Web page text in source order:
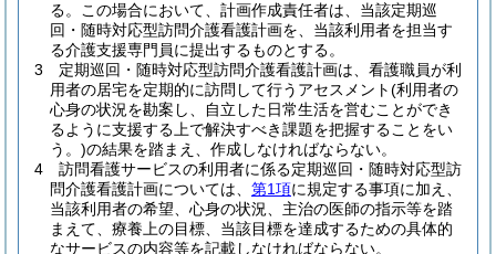
る。
この場合において、計画作成責任者は、当該定期巡
回・随時対応型訪問介護看護計画を、当該利用者を担当す
る介護支援専門員に提出するものとする。
3
定期巡回・随時対応型訪問介護看護計画は、看護職員が利
用者の居宅を定期的に訪問して行うアセスメント(利用者の
心身の状況を勘案し、自立した日常生活を営むことができ
るように支援する上で解決すべき課題を把握することをい
う。)の結果を踏まえ、作成しなければならない。
4
訪問看護サービスの利用者に係る定期巡回・随時対応型訪
問介護看護計画については、 第1項に規定する事項に加え、
当該利用者の希望、心身の状況、主治の医師の指示等を踏
まえて、療養上の目標、当該目標を達成するための具体的
なサービスの内容等を記載しなければならない。